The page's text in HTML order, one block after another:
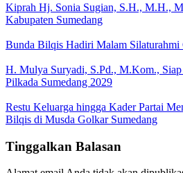
Kiprah Hj. Sonia Sugian, S.H., M.H.,
Kabupaten Sumedang
Bunda Bilqis Hadiri Malam Silaturahmi
H. Mulya Suryadi, S.Pd., M.Kom., Siap
Pilkada Sumedang 2029
Restu Keluarga hingga Kader Partai
Bilqis di Musda Golkar Sumedang
Tinggalkan Balasan